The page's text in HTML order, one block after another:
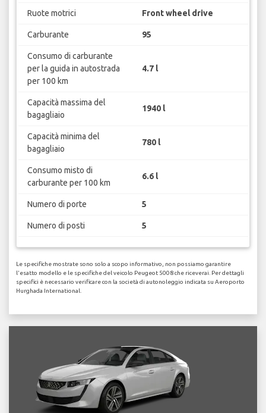
Ruote motrici Front wheel drive
Carburante 95
Consumo di carburante
per la guida in autostrada
per 100 km
4.7 l
Capacità massima del
bagagliaio
1940 l
Capacità minima del
bagagliaio
780 l
Consumo misto di
carburante per 100 km
6.6 l
Numero di porte 5
Numero di posti 5
Le specifiche mostrate sono solo a scopo informativo, non possiamo garantire
l'esatto modello e le specifiche del veicolo Peugeot 5008 che riceverai. Per dettagli
specifici è necessario verificare con la società di autonoleggio indicata su Aeroporto
Hurghada International.